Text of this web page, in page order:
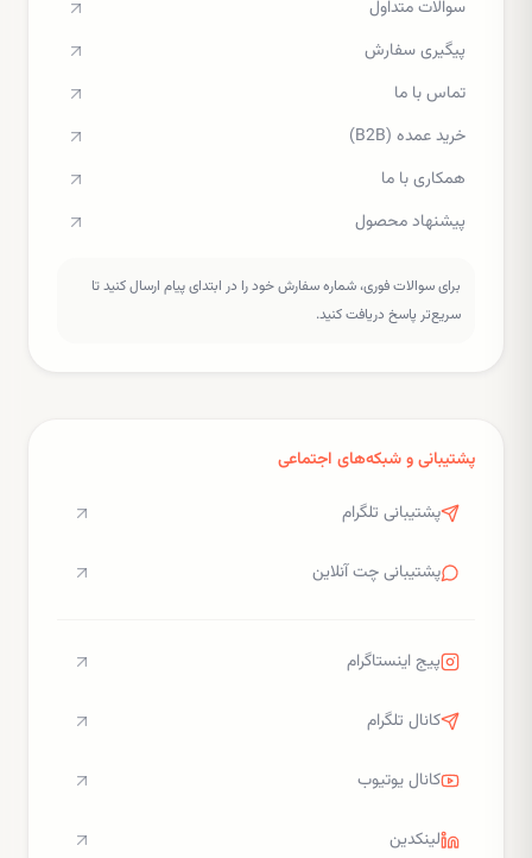
سوالات متداول
پیگیری سفارش
تماس با ما
خرید عمده (B2B)
همکاری با ما
پیشنهاد محصول
برای سوالات فوری، شماره سفارش خود را در ابتدای پیام ارسال کنید تا
سریع‌تر پاسخ دریافت کنید.
پشتیبانی و شبکه‌های اجتماعی
پشتیبانی تلگرام
پشتیبانی چت آنلاین
پیج اینستاگرام
کانال تلگرام
کانال یوتیوب
لینکدین